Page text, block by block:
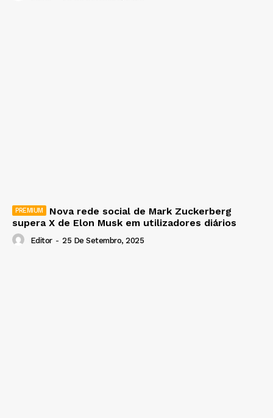
Nova rede social de Mark Zuckerberg
supera X de Elon Musk em utilizadores diários
Editor - 25 De Setembro, 2025